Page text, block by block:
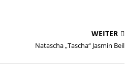
WEITER
Natascha „Tascha“ Jasmin Beil